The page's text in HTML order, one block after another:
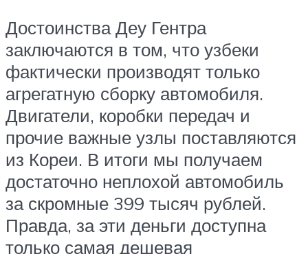
Достоинства Деу Гентра
заключаются в том, что узбеки
фактически производят только
агрегатную сборку автомобиля.
Двигатели, коробки передач и
прочие важные узлы поставляются
из Кореи. В итоги мы получаем
достаточно неплохой автомобиль
за скромные 399 тысяч рублей.
Правда, за эти деньги доступна
только самая дешевая